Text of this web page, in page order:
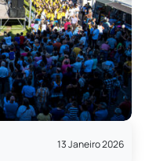
13 Janeiro 2026